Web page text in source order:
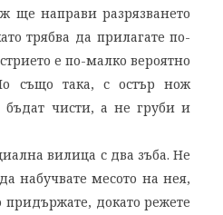
ще направи разрязването
трябва да прилагате по-
е по-малко вероятно
също така, с остър нож
бъдат чисти, а не груби и
вилица с два зъба. Не
набучвате месото на нея,
придържате, докато режете